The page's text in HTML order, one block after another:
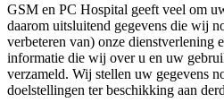
GSM en PC Hospital geeft veel om
daarom uitsluitend gegevens die wij
verbeteren van) onze dienstverlening
informatie die wij over u en uw
verzameld. Wij stellen uw gegevens
doelstellingen ter beschikking aan